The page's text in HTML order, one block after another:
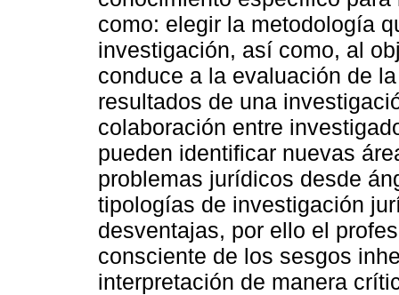
como: elegir la metodología
investigación, así como, al
conduce a la evaluación de
resultados de una
colaboración entre
pueden identificar nuevas
problemas jurídicos desde
tipologías de investigación
desventajas, por ello el
consciente de los sesgos
interpretación de manera